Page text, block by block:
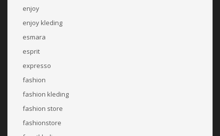
enjoy
enjoy kleding
esmara
esprit
expresso
fashion
fashion kleding
fashion store
fashionstore